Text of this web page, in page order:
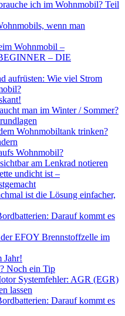
ich im Wohnmobil? Teil
wenn man
Wohnmobil –
– DIE
aufrüsten: Wie viel Strom
man im Winter / Sommer?
Wohnmobiltank trinken?
Wohnmobil?
am Lenkrad notieren
undicht ist –
ist die Lösung einfacher,
Darauf kommt es
EFOY Brennstoffzelle im
Jahr!
Noch ein Tip
Systemfehler: AGR (EGR)
lassen
Darauf kommt es